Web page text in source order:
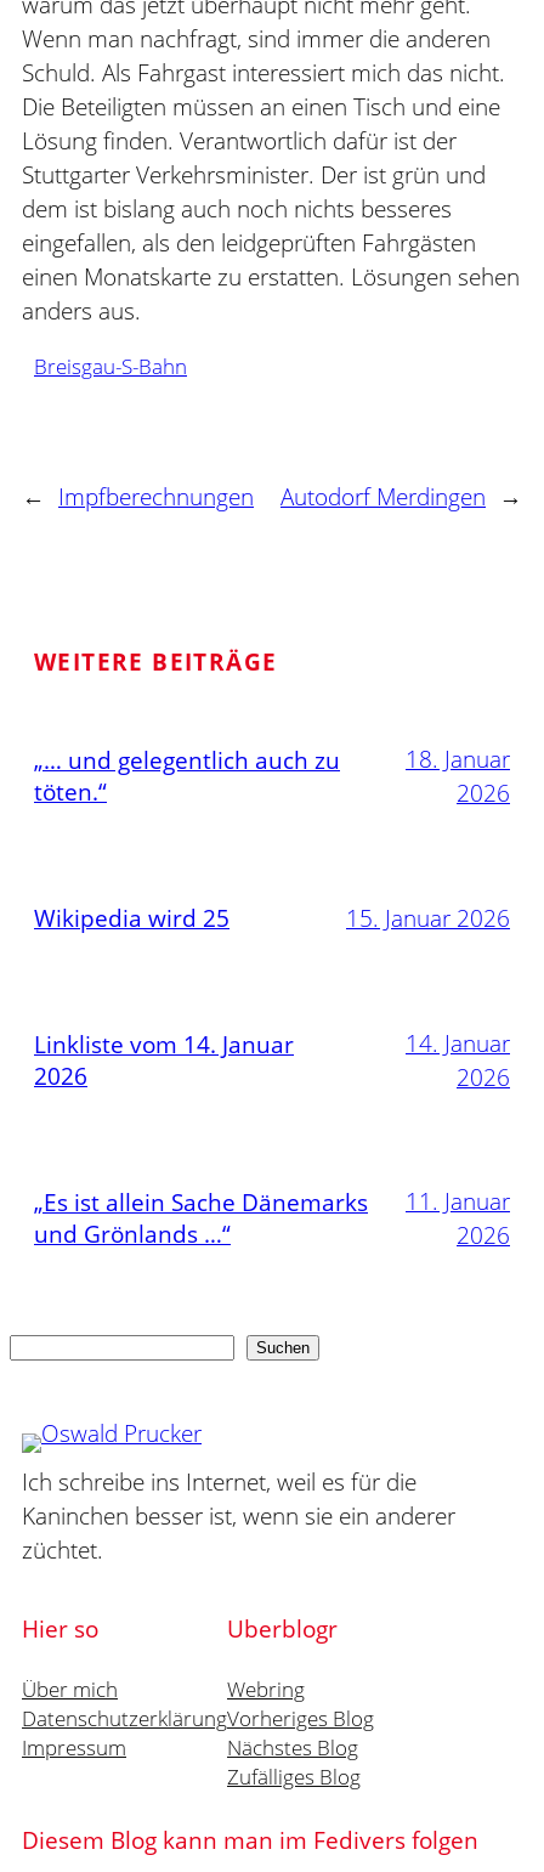
Wenn man nachfragt, sind immer die anderen
Schuld. Als Fahrgast interessiert mich das nicht.
Die Beteiligten müssen an einen Tisch und eine
Lösung finden. Verantwortlich dafür ist der
Stuttgarter Verkehrsminister. Der ist grün und
dem ist bislang auch noch nichts besseres
eingefallen, als den leidgeprüften Fahrgästen
einen Monatskarte zu erstatten. Lösungen sehen
anders aus.
Breisgau-S-Bahn
← Impfberechnungen Autodorf Merdingen →
WEITERE BEITRÄGE
„… und gelegentlich auch zu
töten.“
18. Januar
2026
Wikipedia wird 25 15. Januar 2026
Linkliste vom 14. Januar
2026
14. Januar
2026
„Es ist allein Sache Dänemarks
und Grönlands …“
11. Januar
2026
Suchen Suchen
Ich schreibe ins Internet, weil es für die
Kaninchen besser ist, wenn sie ein anderer
züchtet.
Hier so
Über mich
Datenschutzerklärung
Impressum
Uberblogr
Webring
Vorheriges Blog
Nächstes Blog
Zufälliges Blog
Diesem Blog kann man im Fedivers folgen